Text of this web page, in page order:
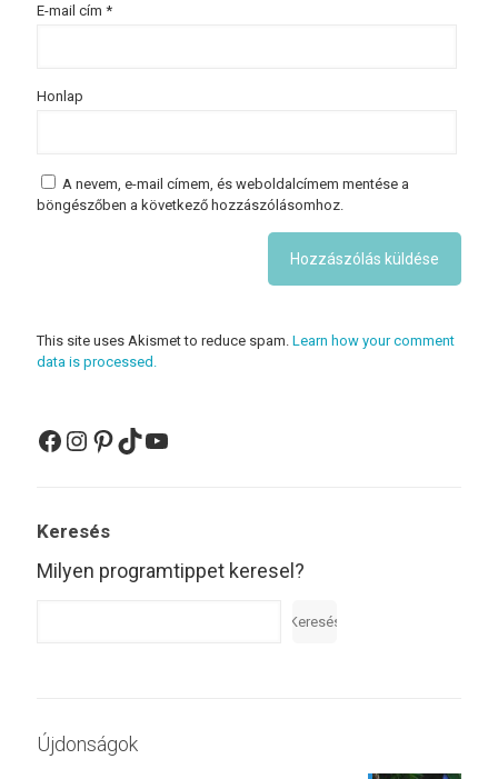
E-mail cím *
Honlap
A nevem, e-mail címem, és weboldalcímem mentése a
böngészőben a következő hozzászólásomhoz.
This site uses Akismet to reduce spam. Learn how your comment
data is processed.
Facebook
Instagram
Pinterest
TikTok
YouTube
Keresés
Milyen programtippet keresel?
Keresés
Újdonságok